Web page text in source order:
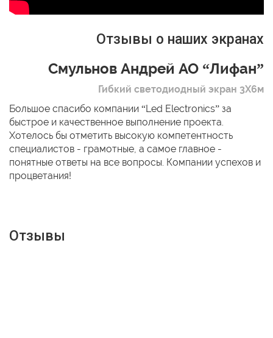
Отзывы о наших экранах
Смульнов Андрей АО “Лифан”
Гибкий светодиодный экран 3Х6м
Большое спасибо компании “Led Electronics” за
быстрое и качественное выполнение проекта.
Хотелось бы отметить высокую компетентность
специалистов - грамотные, а самое главное -
понятные ответы на все вопросы. Компании успехов и
процветания!
Отзывы